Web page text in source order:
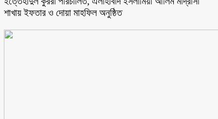
শাখায় ইফতার ও দোয়া মাহফিল অনুষ্ঠিত